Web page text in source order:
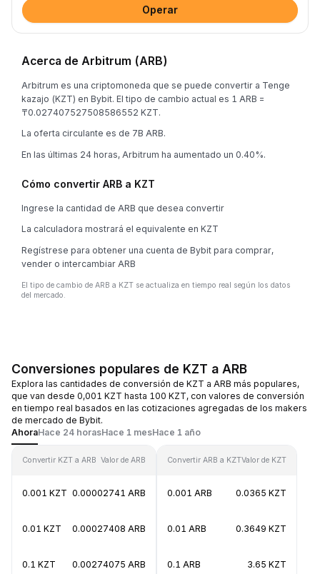
Operar
Acerca de Arbitrum (ARB)
Arbitrum es una criptomoneda que se puede convertir a Tenge
kazajo (KZT) en Bybit. El tipo de cambio actual es 1 ARB =
₸0.027407527508586552 KZT.
La oferta circulante es de 7B ARB.
En las últimas 24 horas, Arbitrum ha aumentado un 0.40%.
Cómo convertir ARB a KZT
Ingrese la cantidad de ARB que desea convertir
La calculadora mostrará el equivalente en KZT
Regístrese para obtener una cuenta de Bybit para comprar,
vender o intercambiar ARB
El tipo de cambio de ARB a KZT se actualiza en tiempo real según los datos
del mercado.
Conversiones populares de KZT a ARB
Explora las cantidades de conversión de KZT a ARB más populares,
que van desde 0,001 KZT hasta 100 KZT, con valores de conversión
en tiempo real basados en las cotizaciones agregadas de los makers
de mercado de Bybit.
AhoraHace 24 horasHace 1 mesHace 1 año
Convertir KZT a ARB Valor de ARB
0.001 KZT 0.00002741 ARB
0.01 KZT 0.00027408 ARB
0.1 KZT 0.00274075 ARB
Convertir ARB a KZTValor de KZT
0.001 ARB 0.0365 KZT
0.01 ARB 0.3649 KZT
0.1 ARB 3.65 KZT